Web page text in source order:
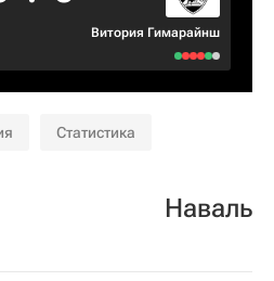
Витория Гимарайнш
Статистика
Наваль